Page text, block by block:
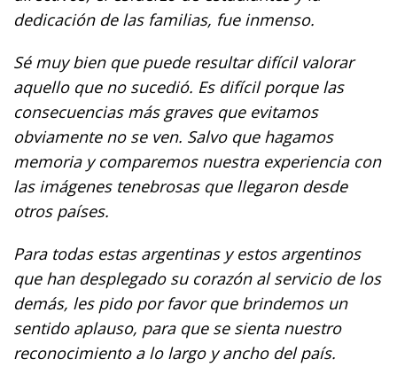
dedicación de las familias, fue inmenso.
Sé muy bien que puede resultar difícil valorar
aquello que no sucedió. Es difícil porque las
consecuencias más graves que evitamos
obviamente no se ven. Salvo que hagamos
memoria y comparemos nuestra experiencia con
las imágenes tenebrosas que llegaron desde
otros países.
Para todas estas argentinas y estos argentinos
que han desplegado su corazón al servicio de los
demás, les pido por favor que brindemos un
sentido aplauso, para que se sienta nuestro
reconocimiento a lo largo y ancho del país.